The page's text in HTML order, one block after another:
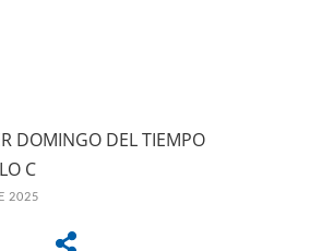
DOMINGO DEL TIEMPO
C
2025